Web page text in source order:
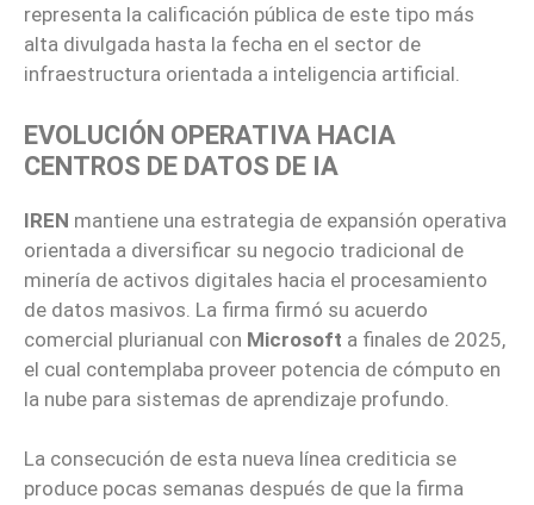
representa la calificación pública de este tipo más
alta divulgada hasta la fecha en el sector de
infraestructura orientada a inteligencia artificial.
EVOLUCIÓN OPERATIVA HACIA
CENTROS DE DATOS DE IA
IREN mantiene una estrategia de expansión operativa
orientada a diversificar su negocio tradicional de
minería de activos digitales hacia el procesamiento
de datos masivos. La firma firmó su acuerdo
comercial plurianual con Microsoft a finales de 2025,
el cual contemplaba proveer potencia de cómputo en
la nube para sistemas de aprendizaje profundo.
La consecución de esta nueva línea crediticia se
produce pocas semanas después de que la firma